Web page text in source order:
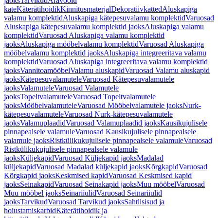
kateKäterätihoidikKinnitusmaterjalDekoratiivkattedAluskapiga
valamu komplektidAluskapiga kätepesuvalamu komplektidVaruosad
Aluskapiga kätepesuvalamu komplektid jaoksAluskapiga valamu
komplektidVaruosad Aluskapiga valamu komplektid
jaoksAluskapiga mööbelvalamu komplektidVaruosad Aluskapiga
mööbelvalamu komplektid jaoksAluskapiga integreeritava valamu
komplektidVaruosad Aluskapiga integreeritava valamu komplektid
jaoksVannitoamööbelValamu aluskapidVaruosad Valamu aluskapid
jaoksKätepesuvalamuteleVaruosad Kätepesuvalamutele
jaoksValamuteleVaruosad Valamutele
jaoksTopeltvalamuteleVaruosad Topeltvalamutele
jaoksMööbelvalamuteleVaruosad Mööbelvalamutele jaoksNurk-
kätepesuvalamuteleVaruosad Nurk-kätepesuvalamutele
jaoksValamuplaadidVaruosad Valamuplaadid jaoksKausikujulisele
pinnapealsele valamuleVaruosad Kausikujulisele pinnapealsele
valamule jaoksRistkülikukujulisele pinnapealsele valamuleVaruosad
Ristkülikukujulisele pinnapealsele valamule
jaoksKüljekapidVaruosad Küljekapid jaoksMadalad
küljekapidVaruosad Madalad küljekapid jaoksKõrgkapidVaruosad
Kõrgkapid jaoksKeskmised kapidVaruosad Keskmised kapid
jaoksSeinakapidVaruosad Seinakapid jaoksMuu mööbelVaruosad
Muu mööbel jaoksSeinariiulidVaruosad Seinariiulid
jaoksTarvikudVaruosad Tarvikud jaoksSahtlisisud ja
hoiustamiskarbidKäterätihoidik ja